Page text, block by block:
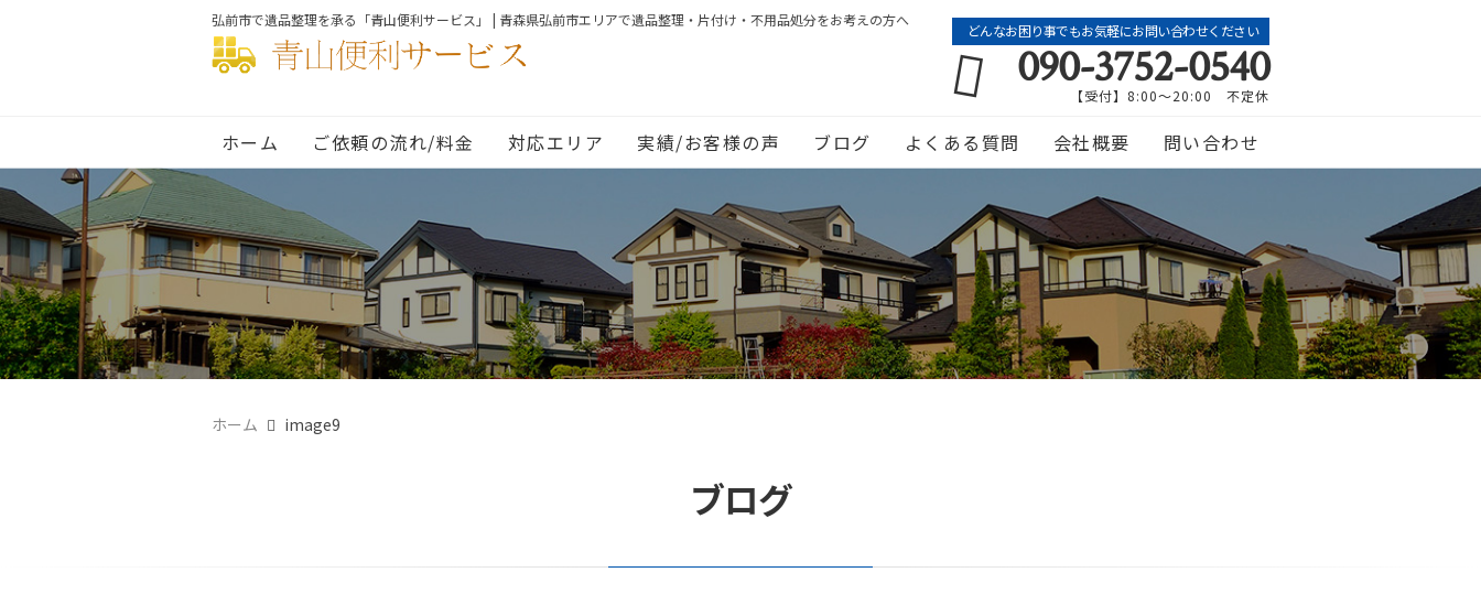
弘前市で遺品整理を承る「青山便利サービス」 | 青森県弘前市エリアで遺品整理・片付け・不用品処分をお考えの方へ
どんなお困り事でもお気軽にお問い合わせください
090-3752-0540
【受付】8:00～20:00 不定休
ホーム ご依頼の流れ/料金 対応エリア 実績/お客様の声 ブログ よくある質問 会社概要 問い合わせ
ホーム image9
ブログ